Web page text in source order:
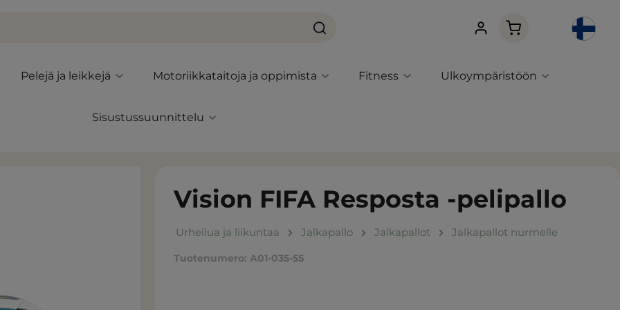
Ostoskori sisältää
Pelejä ja leikkejä Motoriikkataitoja ja oppimista Fitness Ulkoympäristöön
Sisustussuunnittelu
Vision FIFA Resposta -pelipallo
Urheilua ja liikuntaa Jalkapallo Jalkapallot Jalkapallot nurmelle
Tuotenumero: A01-035-55